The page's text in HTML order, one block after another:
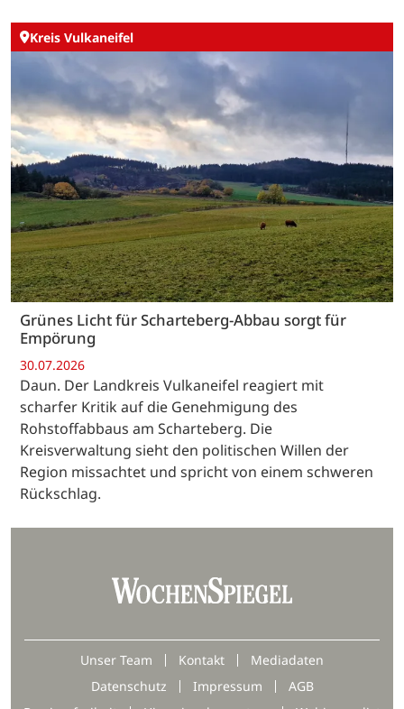
Kreis Vulkaneifel
Grünes Licht für Scharteberg-Abbau sorgt für
Empörung
30.07.2026
Daun. Der Landkreis Vulkaneifel reagiert mit
scharfer Kritik auf die Genehmigung des
Rohstoffabbaus am Scharteberg. Die
Kreisverwaltung sieht den politischen Willen der
Region missachtet und spricht von einem schweren
Rückschlag.
Unser Team Kontakt
Mediadaten
Datenschutz
Impressum
AGB